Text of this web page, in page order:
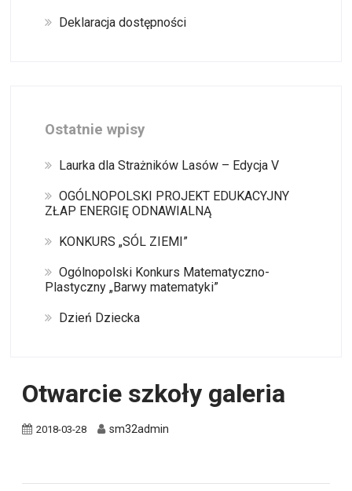
Deklaracja dostępności
Ostatnie wpisy
Laurka dla Strażników Lasów – Edycja V
OGÓLNOPOLSKI PROJEKT EDUKACYJNY
ZŁAP ENERGIĘ ODNAWIALNĄ
KONKURS „SÓL ZIEMI”
Ogólnopolski Konkurs Matematyczno-
Plastyczny „Barwy matematyki”
Dzień Dziecka
Otwarcie szkoły galeria
2018-03-28 sm32admin